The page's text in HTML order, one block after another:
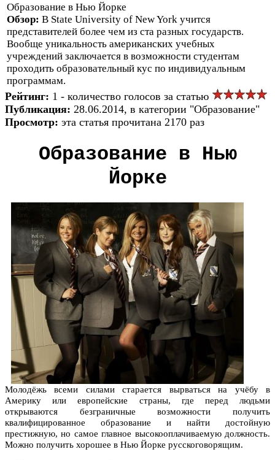
Образование в Нью Йорке
Обзор: В State University of New York учится
представителей более чем из ста разных государств.
Вообще уникальность американских учебных
учреждений заключается в возможности студентам
проходить образовательный кус по индивидуальным
программам.
Рейтинг: 1 - количество голосов за статью
Публикация: 28.06.2014, в категории "Образование"
Просмотр: эта статья прочитана 2170 раз
Образование в Нью
Йорке
Молодёжь всеми силами старается вырваться на учёбу в
Америку или европейские страны, где перед людьми
открываются безграничные возможности получить
квалифицированное образование и найти достойную
престижную, но самое главное высокооплачиваемую должность.
Можно получить хорошее в Нью Йорке русскоговорящим.